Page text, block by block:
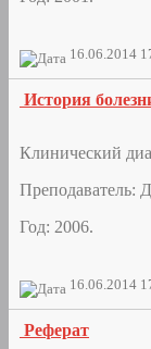
16.06.2014
История
Клинический
Преподаватель:
Год: 2006.
16.06.2014
Реферат